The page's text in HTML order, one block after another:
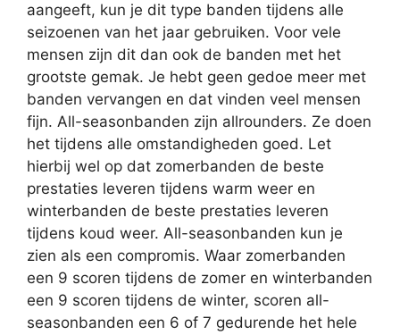
aangeeft, kun je dit type banden tijdens alle
seizoenen van het jaar gebruiken. Voor vele
mensen zijn dit dan ook de banden met het
grootste gemak. Je hebt geen gedoe meer met
banden vervangen en dat vinden veel mensen
fijn. All-seasonbanden zijn allrounders. Ze doen
het tijdens alle omstandigheden goed. Let
hierbij wel op dat zomerbanden de beste
prestaties leveren tijdens warm weer en
winterbanden de beste prestaties leveren
tijdens koud weer. All-seasonbanden kun je
zien als een compromis. Waar zomerbanden
een 9 scoren tijdens de zomer en winterbanden
een 9 scoren tijdens de winter, scoren all-
seasonbanden een 6 of 7 gedurende het hele